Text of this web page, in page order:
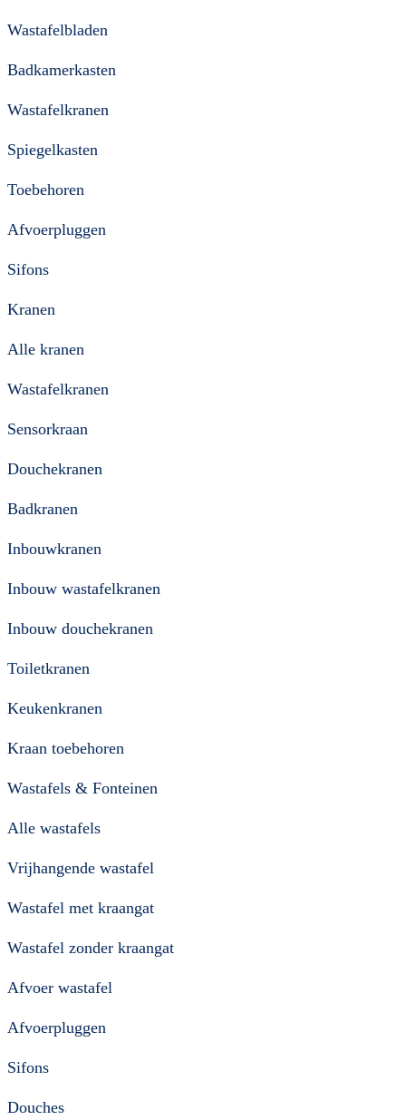
Wastafelbladen
Badkamerkasten
Wastafelkranen
Spiegelkasten
Toebehoren
Afvoerpluggen
Sifons
Kranen
Alle kranen
Wastafelkranen
Sensorkraan
Douchekranen
Badkranen
Inbouwkranen
Inbouw wastafelkranen
Inbouw douchekranen
Toiletkranen
Keukenkranen
Kraan toebehoren
Wastafels & Fonteinen
Alle wastafels
Vrijhangende wastafel
Wastafel met kraangat
Wastafel zonder kraangat
Afvoer wastafel
Afvoerpluggen
Sifons
Douches